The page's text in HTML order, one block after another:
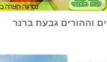
גבעת ברנר